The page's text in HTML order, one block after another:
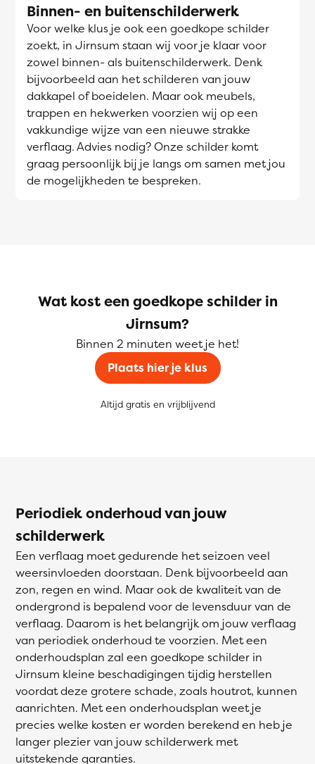
Binnen- en buitenschilderwerk
Voor welke klus je ook een goedkope schilder
zoekt, in Jirnsum staan wij voor je klaar voor
zowel binnen- als buitenschilderwerk. Denk
bijvoorbeeld aan het schilderen van jouw
dakkapel of boeidelen. Maar ook meubels,
trappen en hekwerken voorzien wij op een
vakkundige wijze van een nieuwe strakke
verflaag. Advies nodig? Onze schilder komt
graag persoonlijk bij je langs om samen met jou
de mogelijkheden te bespreken.
Wat kost een goedkope schilder in
Jirnsum?
Binnen 2 minuten weet je het!
Plaats hier je klus
Altijd gratis en vrijblijvend
Periodiek onderhoud van jouw
schilderwerk
Een verflaag moet gedurende het seizoen veel
weersinvloeden doorstaan. Denk bijvoorbeeld aan
zon, regen en wind. Maar ook de kwaliteit van de
ondergrond is bepalend voor de levensduur van de
verflaag. Daarom is het belangrijk om jouw verflaag
van periodiek onderhoud te voorzien. Met een
onderhoudsplan zal een goedkope schilder in
Jirnsum kleine beschadigingen tijdig herstellen
voordat deze grotere schade, zoals houtrot, kunnen
aanrichten. Met een onderhoudsplan weet je
precies welke kosten er worden berekend en heb je
langer plezier van jouw schilderwerk met
uitstekende garanties.